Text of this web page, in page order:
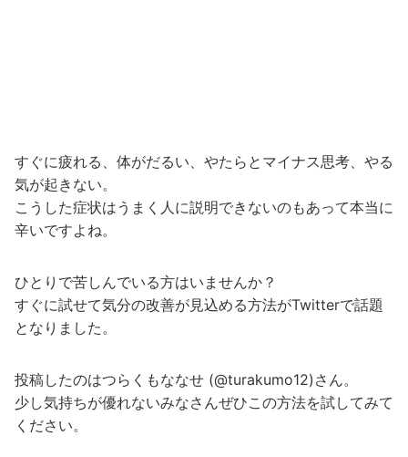
すぐに疲れる、体がだるい、やたらとマイナス思考、やる
気が起きない。
こうした症状はうまく人に説明できないのもあって本当に
辛いですよね。
ひとりで苦しんでいる方はいませんか？
すぐに試せて気分の改善が見込める方法がTwitterで話題
となりました。
投稿したのはつらくもななせ (@turakumo12)さん。
少し気持ちが優れないみなさんぜひこの方法を試してみて
ください。